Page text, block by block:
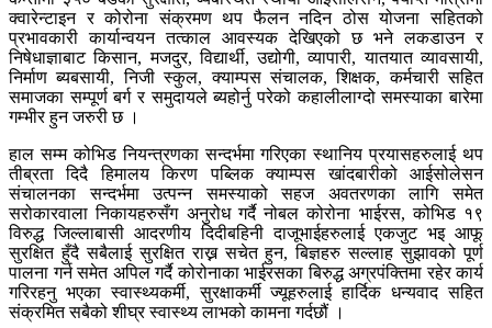
क्वारेन्टाइन र कोरोना संक्रमण थप फैलन नदिन ठोस योजना सहितको
प्रभावकारी कार्यान्वयन तत्काल आवस्यक देखिएको छ भने लकडाउन र
निषेधाज्ञाबाट किसान, मजदुर, विद्यार्थी, उद्योगी, व्यापारी, यातयात व्यावसायी,
निर्माण ब्यबसायी, निजी स्कुल, क्याम्पस संचालक, शिक्षक, कर्मचारी सहित
समाजका सम्पूर्ण बर्ग र समुदायले ब्यहोर्नु परेको कहालीलाग्दो समस्याका बारेमा
गम्भीर हुन जरुरी छ ।
हाल सम्म कोभिड नियन्त्रणका सन्दर्भमा गरिएका स्थानिय प्रयासहरुलाई थप
तीब्रता दिदै हिमालय किरण पब्लिक क्याम्पस खांदबारीको आईसोलेसन
संचालनका सन्दर्भमा उत्पन्न समस्याको सहज अवतरणका लागि समेत
सरोकारवाला निकायहरुसँग अनुरोध गर्दै नोबल कोरोना भाईरस, कोभिड १९
विरुद्ध जिल्लाबासी आदरणीय दिदीबहिनी दाजूभाईहरुलाई एकजुट भइ आफू
सुरक्षित हुँदै सबैलाई सुरक्षित राख्न सचेत हुन, बिज्ञहरु सल्लाह सुझावको पूर्ण
पालना गर्न समेत अपिल गर्दै कोरोनाका भाईरसका बिरुद्ध अग्रपंक्तिमा रहेर कार्य
गरिरहनु भएका स्वास्थ्यकर्मी, सुरक्षाकर्मी ज्यूहरुलाई हार्दिक धन्यवाद सहित
संक्रमित सबैको शीघ्र स्वास्थ्य लाभको कामना गर्दछौं ।